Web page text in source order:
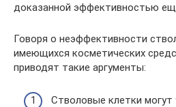
доказанной эффективностью
Говоря о неэффективности
имеющихся косметических
приводят такие аргументы:
Стволовые клетки могут